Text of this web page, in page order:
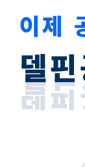
이제
델
델